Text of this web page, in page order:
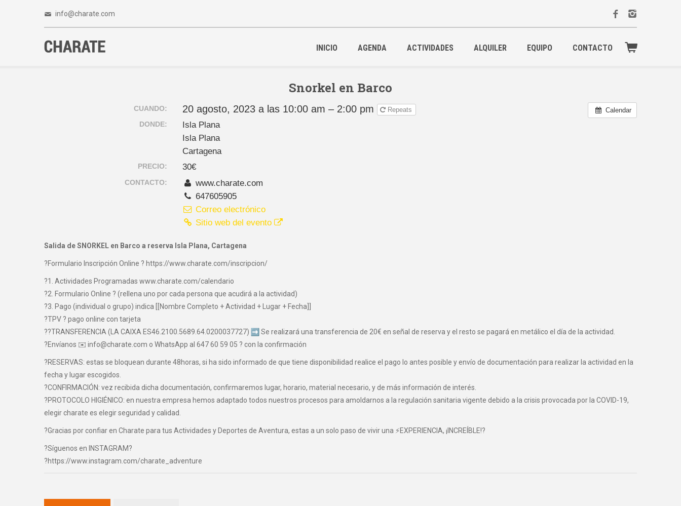
info@charate.com
INICIO AGENDA ACTIVIDADES ALQUILER EQUIPO CONTACTO
Snorkel en Barco
Calendar
CUANDO: 20 agosto, 2023 a las 10:00 am – 2:00 pm Repeats
DONDE:
Isla Plana
Isla Plana
Cartagena
PRECIO: 30€
CONTACTO:
www.charate.com
647605905
Correo electrónico
Sitio web del evento
Salida de SNORKEL en Barco a reserva Isla Plana, Cartagena
?Formulario Inscripción Online ? https://www.charate.com/inscripcion/
?1. Actividades Programadas www.charate.com/calendario
?2. Formulario Online ? (rellena uno por cada persona que acudirá a la actividad)
?3. Pago (individual o grupo) indica [[Nombre Completo + Actividad + Lugar + Fecha]]
?TPV ? pago online con tarjeta
??TRANSFERENCIA (LA CAIXA ES46.2100.5689.64.0200037727)
Se realizará una transferencia de 20€ en señal de reserva y el resto se pagará en metálico el día de la actividad.
?Envíanos ✉️ info@charate.com o WhatsApp al 647 60 59 05 ? con la confirmación
?RESERVAS: estas se bloquean durante 48horas, si ha sido informado de que tiene disponibilidad realice el pago lo antes posible y envío de documentación para realizar la actividad en la
fecha y lugar escogidos.
?CONFIRMACIÓN: vez recibida dicha documentación, confirmaremos lugar, horario, material necesario, y de más información de interés.
?PROTOCOLO HIGIÉNICO: en nuestra empresa hemos adaptado todos nuestros procesos para amoldarnos a la regulación sanitaria vigente debido a la crisis provocada por la COVID-19,
elegir charate es elegir seguridad y calidad.
?Gracias por confiar en Charate para tus Actividades y Deportes de Aventura, estas a un solo paso de vivir una ⚡EXPERIENCIA, ¡INCREÍBLE!?
?Síguenos en INSTAGRAM?
?https://www.instagram.com/charate_adventure